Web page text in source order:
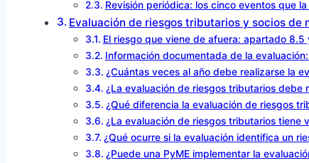
Revisión periódica: los cinco eventos que
Evaluación de riesgos tributarios y socios de
El riesgo que viene de afuera: apartado
Información documentada de la
¿Cuántas veces al año debe realizarse la
¿La evaluación de riesgos tributarios debe
¿Qué diferencia la evaluación de riesgos
¿La evaluación de riesgos tributarios tiene
¿Qué ocurre si la evaluación identifica un
¿Puede una PyME implementar la